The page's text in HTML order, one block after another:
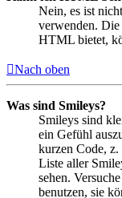
Nein, es ist
verwenden.
HTML bietet,
Nach oben
Was sind Smileys?
Smileys sind
ein Gefühl
kurzen Code,
Liste aller
sehen.
benutzen, sie